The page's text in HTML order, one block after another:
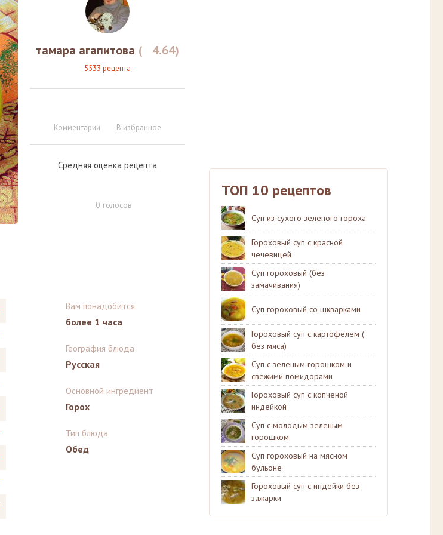
тамара агапитова ( 4.64)
5533 рецепта
Комментарии В избранное
Средняя оценка рецепта
0 голосов
Вам понадобится
более 1 часа
География блюда
Русская
Основной ингредиент
Горох
Тип блюда
Обед
ТОП 10 рецептов
Суп из сухого зеленого гороха
Гороховый суп с красной
чечевицей
Суп гороховый (без
замачивания)
Суп гороховый со шкварками
Гороховый суп с картофелем (
без мяса)
Суп с зеленым горошком и
свежими помидорами
Гороховый суп с копченой
индейкой
Суп с молодым зеленым
горошком
Суп гороховый на мясном
бульоне
Гороховый суп с индейки без
зажарки